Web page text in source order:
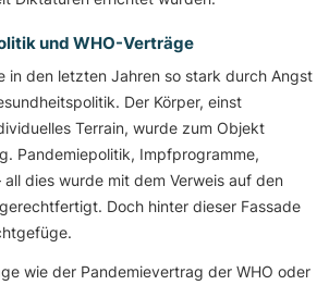
und WHO-Verträge
in den letzten Jahren so stark durch Angst
Der Körper, einst
Terrain, wurde zum Objekt
Pandemiepolitik, Impfprogramme,
dies wurde mit dem Verweis auf den
Doch hinter dieser Fassade
wie der Pandemievertrag der WHO oder